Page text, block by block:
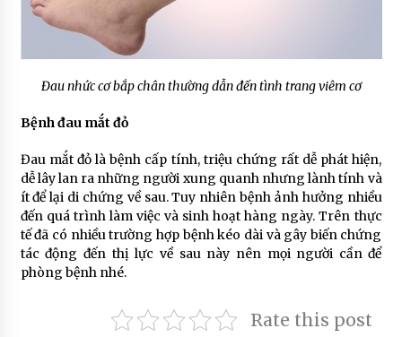
Đau nhức cơ bắp chân thường dẫn đến tình trang viêm cơ
Bệnh đau mắt đỏ
Đau mắt đỏ là bệnh cấp tính, triệu chứng rất dễ phát hiện,
dễ lây lan ra những người xung quanh nhưng lành tính và
ít để lại di chứng về sau. Tuy nhiên bệnh ảnh hưởng nhiều
đến quá trình làm việc và sinh hoạt hàng ngày. Trên thực
tế đã có nhiều trường hợp bệnh kéo dài và gây biến chứng
tác động đến thị lực về sau này nên mọi người cần để
phòng bệnh nhé.
Rate this post